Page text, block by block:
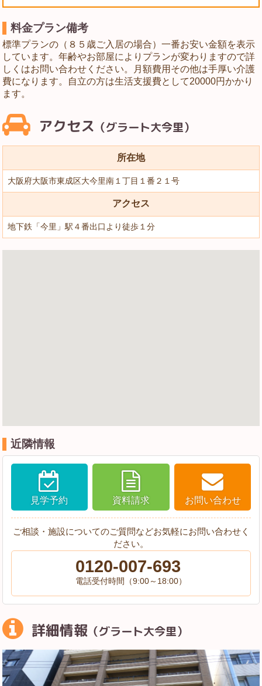
料金プラン備考
標準プランの（８５歳ご入居の場合）一番お安い金額を表示
しています。年齢やお部屋によりプランが変わりますので詳
しくはお問い合わせください。月額費用その他は手厚い介護
費になります。自立の方は生活支援費として20000円かかり
ます。
アクセス （グラート大今里）
所在地
大阪府大阪市東成区大今里南１丁目１番２１号
アクセス
地下鉄「今里」駅４番出口より徒歩１分
近隣情報
見学予約 資料請求 お問い合わせ
ご相談・施設についてのご質問などお気軽にお問い合わせく
ださい。
0120-007-693
電話受付時間（9:00～18:00）
詳細情報 （グラート大今里）